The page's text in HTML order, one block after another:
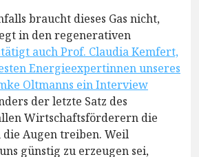
braucht dieses Gas nicht,
in den regenerativen
auch Prof. Claudia Kemfert,
Energieexpertinnen unseres
Oltmanns ein Interview
der letzte Satz des
Wirtschaftsförderern die
Augen treiben. Weil
günstig zu erzeugen sei,